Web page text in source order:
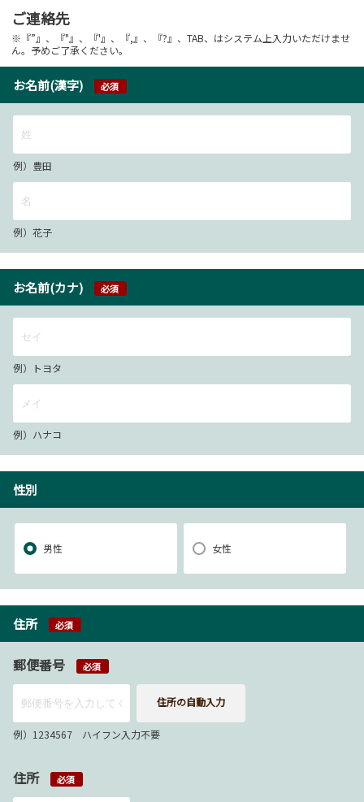
ご連絡先
※『”』、『"』、『'』、『,』、『?』、TAB、はシステム上入力いただけませ
ん。予めご了承ください。
お名前(漢字) 必須
例）豊田
例）花子
お名前(カナ) 必須
例）トヨタ
例）ハナコ
性別
男性 女性
住所 必須
郵便番号 必須
住所の自動入力
例）1234567 ハイフン入力不要
住所 必須